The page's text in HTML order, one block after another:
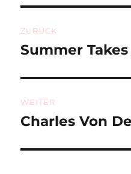
ZURÜCK
Vorheriger
Summer
WEITER
Nächster
Charles Von